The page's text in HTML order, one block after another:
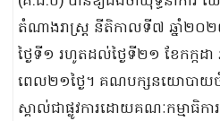
តំណាងរាស្ត្រ នីតិកាលទី៧ ឆ្នាំ២០
ថ្ងៃទី១ រហូតដល់ថ្ងៃទី២១ ខែកក្កដ
ពេល២១ថ្ងៃ។ គណបក្សនយោបាយ
ស្គាល់ជាផ្លូវការដោយគណៈកម្មាធិក